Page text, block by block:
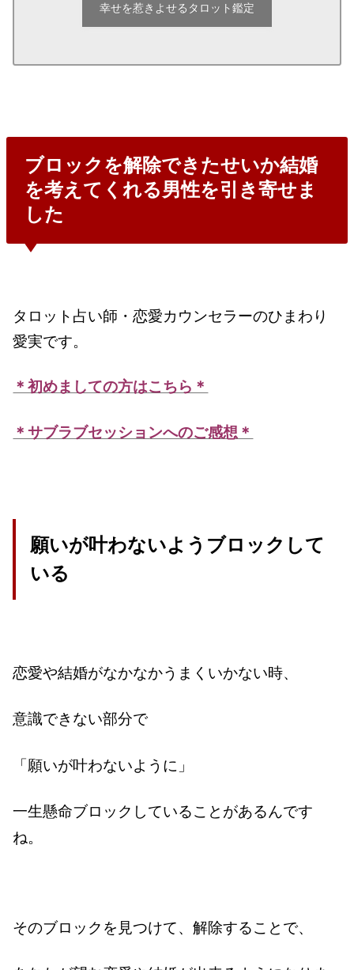
幸せを惹きよせるタロット鑑定
ブロックを解除できたせいか結婚
を考えてくれる男性を引き寄せま
した
タロット占い師・恋愛カウンセラーのひまわり
愛実です。
＊初めましての方はこちら＊
＊サブラブセッションへのご感想＊
願いが叶わないようブロックして
いる
恋愛や結婚がなかなかうまくいかない時、
意識できない部分で
「願いが叶わないように」
一生懸命ブロックしていることがあるんです
ね。
そのブロックを見つけて、解除することで、